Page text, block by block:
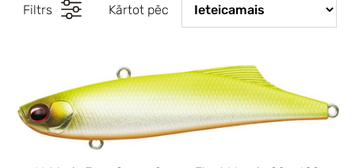
Filtrs Kārtot pēc